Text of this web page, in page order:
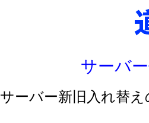
サーバ
サーバー新旧入れ替